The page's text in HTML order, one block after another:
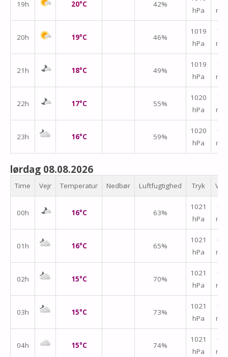
19h 20°C 42%
hPa
m/s
20h 19°C 46%
1019
hPa
↑
m/s
21h 18°C 49%
1019
hPa
↑
m/s
22h 17°C 55%
1020
hPa
↑
m/s
23h 16°C 59%
1020
hPa
↑
m/s
lørdag 08.08.2026
Time Vejr Temperatur Nedbør Luftfugtighed Tryk
00h 16°C 63%
1021
hPa
↑
m/s
01h 16°C 65%
1021
hPa
↑
m/s
02h 15°C 70%
1021
hPa
↑
m/s
03h 15°C 73%
1021
hPa
↑
m/s
04h 15°C 74%
1021
hPa
↑
m/s